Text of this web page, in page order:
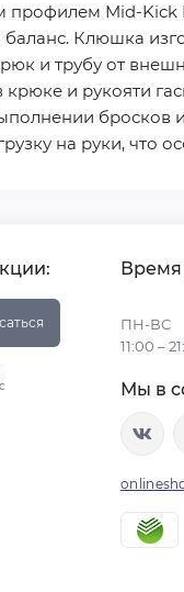
профилем Mid-Kick
Клюшка
и трубу от
и рукояти
бросков
на руки,
Время
ПН-ВС
11:00 –
Мы в